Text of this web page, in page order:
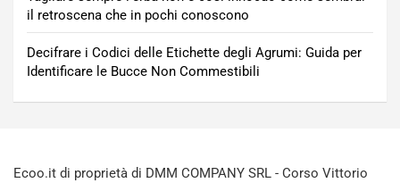
il retroscena che in pochi conoscono
Decifrare i Codici delle Etichette degli Agrumi: Guida per
Identificare le Bucce Non Commestibili
Ecoo.it di proprietà di DMM COMPANY SRL - Corso Vittorio